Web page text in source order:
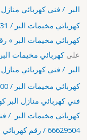
البر / فني كهربائي منازل
كهربائي مخيمات البر » رقم فني
على
البر / فني كهربائي منازل
كهربائي مخيمات البر /
66629504 / رقم كهربائي مخيمات البر / فني كهربائي منازل البر